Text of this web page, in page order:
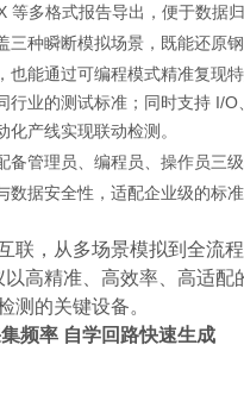
等多格式报告导出，便于数据归
三种瞬断模拟场景，既能还原
也能通过可编程模式精准复现
行业的测试标准；同时支持 I/O
产线实现联动检测。
备管理员、编程员、操作员三
数据安全性，适配企业级的标
联，从多场景模拟到全流
以高精准、高效率、高适配
测的关键设备。
频率 自学回路快速生成